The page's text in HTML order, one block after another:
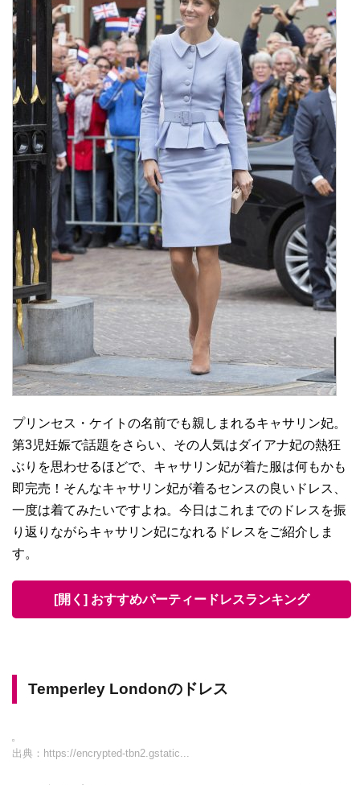
プリンセス・ケイトの名前でも親しまれるキャサリン妃。
第3児妊娠で話題をさらい、その人気はダイアナ妃の熱狂
ぶりを思わせるほどで、キャサリン妃が着た服は何もかも
即完売！そんなキャサリン妃が着るセンスの良いドレス、
一度は着てみたいですよね。今日はこれまでのドレスを振
り返りながらキャサリン妃になれるドレスをご紹介しま
す。
[開く] おすすめパーティードレスランキング
Temperley Londonのドレス
出典： https://encrypted-tbn2.gstatic...